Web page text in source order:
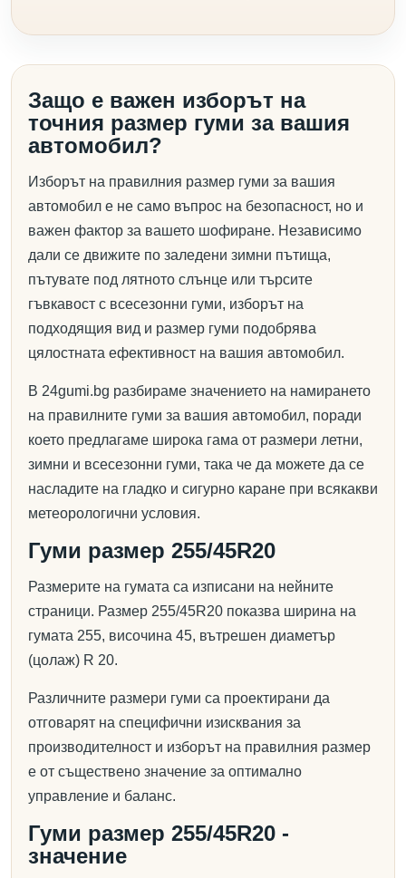
Защо е важен изборът на
точния размер гуми за вашия
автомобил?
Изборът на правилния размер гуми за вашия
автомобил е не само въпрос на безопасност, но и
важен фактор за вашето шофиране. Независимо
дали се движите по заледени зимни пътища,
пътувате под лятното слънце или търсите
гъвкавост с всесезонни гуми, изборът на
подходящия вид и размер гуми подобрява
цялостната ефективност на вашия автомобил.
В 24gumi.bg разбираме значението на намирането
на правилните гуми за вашия автомобил, поради
което предлагаме широка гама от размери летни,
зимни и всесезонни гуми, така че да можете да се
насладите на гладко и сигурно каране при всякакви
метеорологични условия.
Гуми размер 255/45R20
Размерите на гумата са изписани на нейните
страници. Размер 255/45R20 показва ширина на
гумата 255, височина 45, вътрешен диаметър
(цолаж) R 20.
Различните размери гуми са проектирани да
отговарят на специфични изисквания за
производителност и изборът на правилния размер
е от съществено значение за оптимално
управление и баланс.
Гуми размер 255/45R20 -
значение